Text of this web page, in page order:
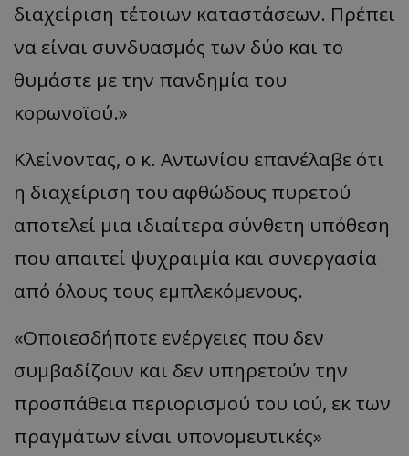
διαχείριση τέτοιων καταστάσεων. Πρέπει
να είναι συνδυασμός των δύο και το
θυμάστε με την πανδημία του
κορωνοϊού.»
Κλείνοντας, ο κ. Αντωνίου επανέλαβε ότι
η διαχείριση του αφθώδους πυρετού
αποτελεί μια ιδιαίτερα σύνθετη υπόθεση
που απαιτεί ψυχραιμία και συνεργασία
από όλους τους εμπλεκόμενους.
«Οποιεσδήποτε ενέργειες που δεν
συμβαδίζουν και δεν υπηρετούν την
προσπάθεια περιορισμού του ιού, εκ των
πραγμάτων είναι υπονομευτικές»